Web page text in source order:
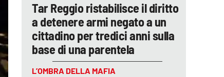
Tar Reggio ristabilisce il diritto
a detenere armi negato a un
cittadino per tredici anni sulla
base di una parentela
L’OMBRA DELLA MAFIA